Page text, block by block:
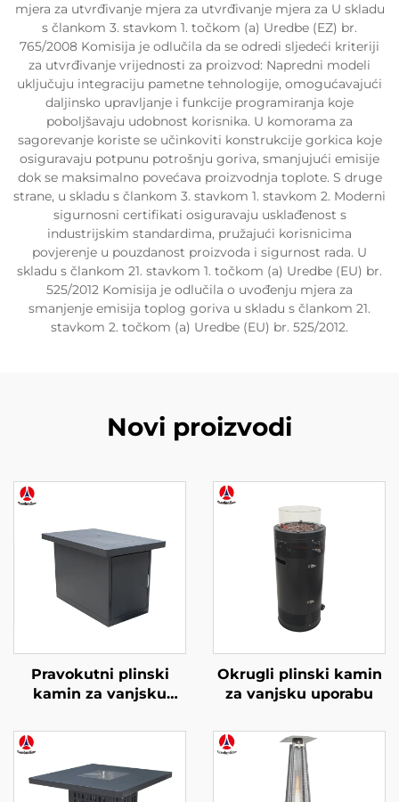
mjera za utvrđivanje mjera za utvrđivanje mjera za U skladu
s člankom 3. stavkom 1. točkom (a) Uredbe (EZ) br.
765/2008 Komisija je odlučila da se odredi sljedeći kriteriji
za utvrđivanje vrijednosti za proizvod: Napredni modeli
uključuju integraciju pametne tehnologije, omogućavajući
daljinsko upravljanje i funkcije programiranja koje
poboljšavaju udobnost korisnika. U komorama za
sagorevanje koriste se učinkoviti konstrukcije gorkica koje
osiguravaju potpunu potrošnju goriva, smanjujući emisije
dok se maksimalno povećava proizvodnja toplote. S druge
strane, u skladu s člankom 3. stavkom 1. stavkom 2. Moderni
sigurnosni certifikati osiguravaju usklađenost s
industrijskim standardima, pružajući korisnicima
povjerenje u pouzdanost proizvoda i sigurnost rada. U
skladu s člankom 21. stavkom 1. točkom (a) Uredbe (EU) br.
525/2012 Komisija je odlučila o uvođenju mjera za
smanjenje emisija toplog goriva u skladu s člankom 21.
stavkom 2. točkom (a) Uredbe (EU) br. 525/2012.
Novi proizvodi
Pravokutni plinski
kamin za vanjsku
Okrugli plinski kamin
za vanjsku uporabu